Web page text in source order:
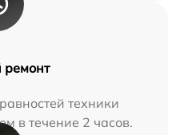
техники
в течение 2 часов.